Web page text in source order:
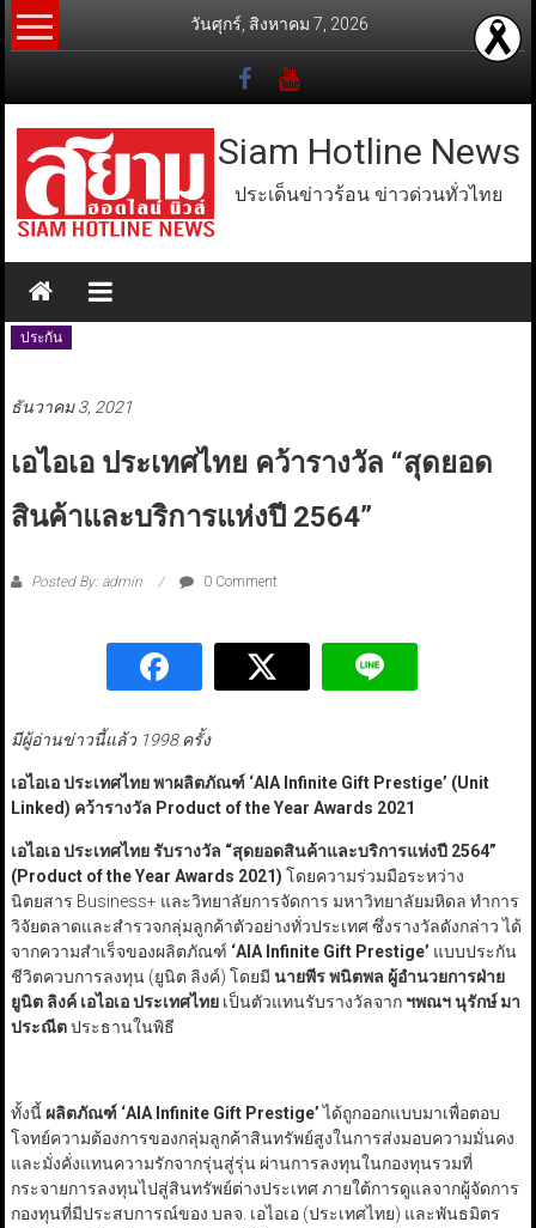
Skip
to
วันศุกร์, สิงหาคม 7, 2026
Siam Hotline News
ประเด็นข่าวร้อน ข่าวด่วนทั่วไทย
ประกัน
ธันวาคม 3, 2021
เอไอเอ ประเทศไทย คว้ารางวัล “สุดยอด
สินค้าและบริการแห่งปี 2564”
Posted By: admin 0 Comment
มีผู้อ่านข่าวนี้แล้ว 1998 ครั้ง
เอไอเอ ประเทศไทย พาผลิตภัณฑ์ ‘AIA Infinite Gift Prestige’ (Unit
Linked) คว้ารางวัล Product of the Year Awards 2021
เอไอเอ ประเทศไทย รับรางวัล “สุดยอดสินค้าและบริการแห่งปี 2564”
(Product of the Year Awards 2021) โดยความร่วมมือระหว่าง
นิตยสาร Business+ และวิทยาลัยการจัดการ มหาวิทยาลัยมหิดล ทำการ
วิจัยตลาดและสำรวจกลุ่มลูกค้าตัวอย่างทั่วประเทศ ซึ่งรางวัลดังกล่าว ได้
จากความสำเร็จของผลิตภัณฑ์ ‘AIA Infinite Gift Prestige’ แบบประกัน
ชีวิตควบการลงทุน (ยูนิต ลิงค์) โดยมี นายพีร พนิตพล ผู้อำนวยการฝ่าย
ยูนิต ลิงค์ เอไอเอ ประเทศไทยเป็นตัวแทนรับรางวัลจาก ฯพณฯ นุรักษ์ มา
ประณีตประธานในพิธี
ทั้งนี้ ผลิตภัณฑ์ ‘AIA Infinite Gift Prestige’ได้ถูกออกแบบมาเพื่อตอบ
โจทย์ความต้องการของกลุ่มลูกค้าสินทรัพย์สูงในการส่งมอบความมั่นคง
และมั่งคั่งแทนความรักจากรุ่นสู่รุ่น ผ่านการลงทุนในกองทุนรวมที่
กระจายการลงทุนไปสู่สินทรัพย์ต่างประเทศ ภายใต้การดูแลจากผู้จัดการ
กองทุนที่มีประสบการณ์ของ บลจ. เอไอเอ (ประเทศไทย) และพันธมิตร